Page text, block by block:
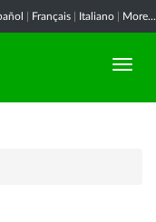
Français Italiano More...